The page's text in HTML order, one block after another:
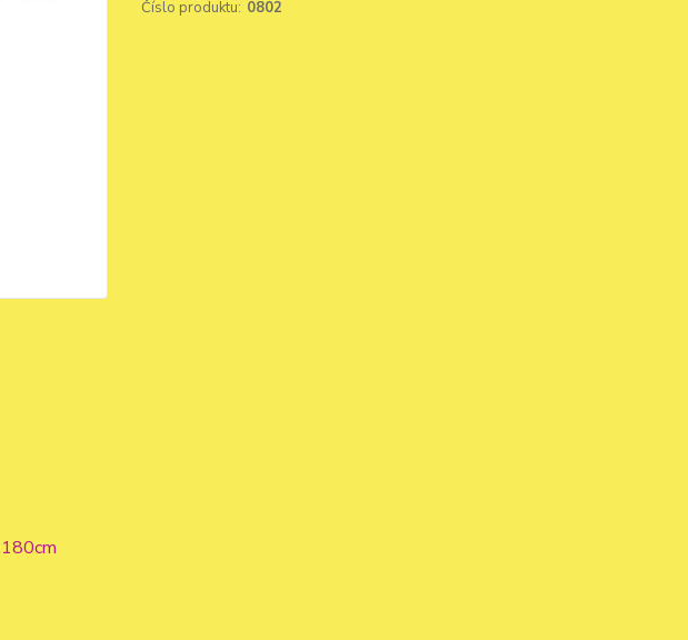
Číslo produktu: 0802